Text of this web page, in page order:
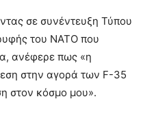
σε συνέντευξη Τύπου
του ΝΑΤΟ που
ανέφερε πως «η
στην αγορά των F-35
στον κόσμο μου».